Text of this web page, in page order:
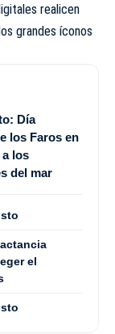
realicen
grandes íconos
Día
los Faros en
a los
del mar
el